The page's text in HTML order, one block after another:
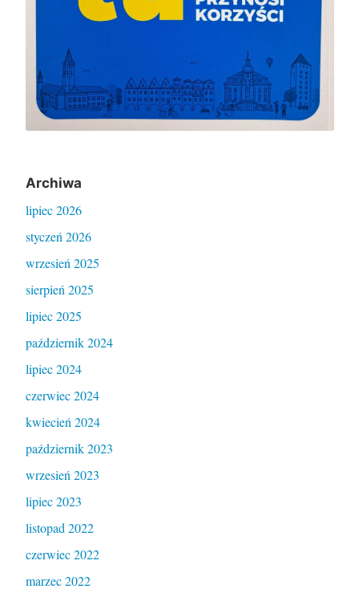
Archiwa
lipiec 2026
styczeń 2026
wrzesień 2025
sierpień 2025
lipiec 2025
październik 2024
lipiec 2024
czerwiec 2024
kwiecień 2024
październik 2023
wrzesień 2023
lipiec 2023
listopad 2022
czerwiec 2022
marzec 2022